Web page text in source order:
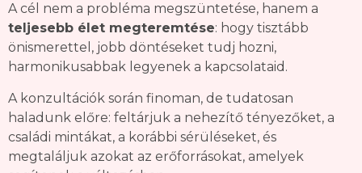
A cél nem a probléma megszüntetése, hanem a
teljesebb élet megteremtése: hogy tisztább
önismerettel, jobb döntéseket tudj hozni,
harmonikusabbak legyenek a kapcsolataid.
A konzultációk során finoman, de tudatosan
haladunk előre: feltárjuk a nehezítő tényezőket, a
családi mintákat, a korábbi sérüléseket, és
megtaláljuk azokat az erőforrásokat, amelyek